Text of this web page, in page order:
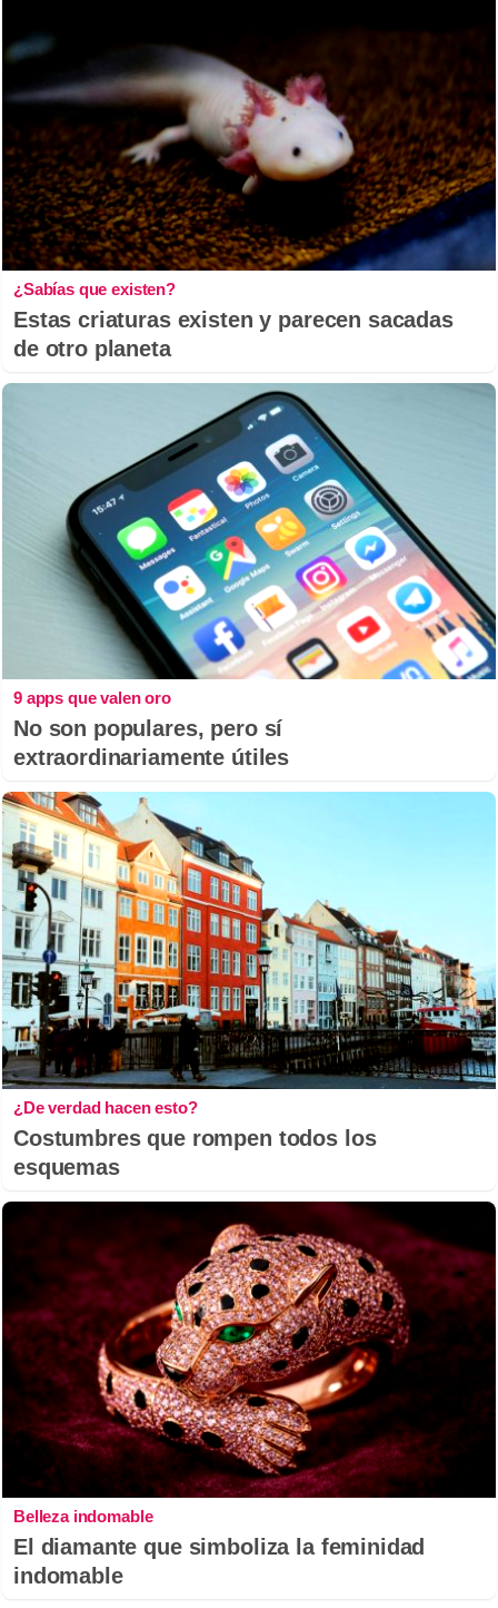
¿Sabías que existen?
Estas criaturas existen y parecen sacadas
de otro planeta
9 apps que valen oro
No son populares, pero sí
extraordinariamente útiles
¿De verdad hacen esto?
Costumbres que rompen todos los
esquemas
Belleza indomable
El diamante que simboliza la feminidad
indomable